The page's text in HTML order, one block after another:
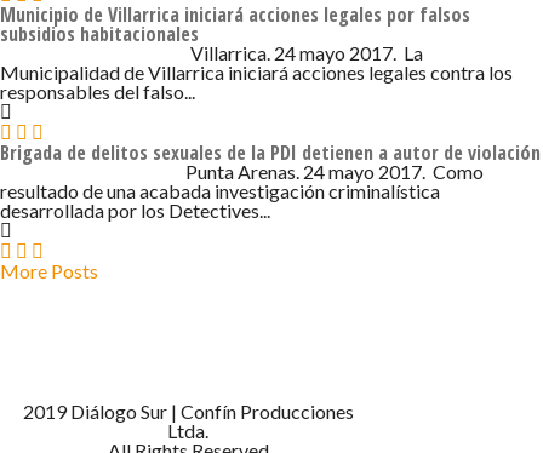
Municipio de Villarrica iniciará acciones legales por falsos
subsidios habitacionales
Villarrica. 24 mayo 2017. La
Municipalidad de Villarrica iniciará acciones legales contra los
responsables del falso...
Brigada de delitos sexuales de la PDI detienen a autor de violación
24 DE MAYO DE 2017 - 9:05
Punta Arenas. 24 mayo 2017. Como
resultado de una acabada investigación criminalística
desarrollada por los Detectives...
More Posts
2019 Diálogo Sur | Confín Producciones
Ltda.